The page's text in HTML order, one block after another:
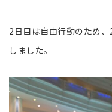
2日目は自由行動のため
しました。